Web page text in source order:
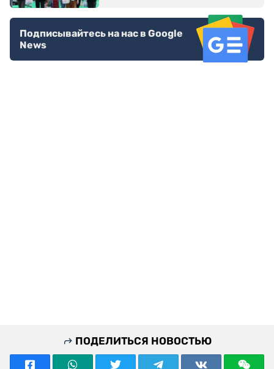
Подписывайтесь на нас в Google
News
ПОДЕЛИТЬСЯ НОВОСТЬЮ